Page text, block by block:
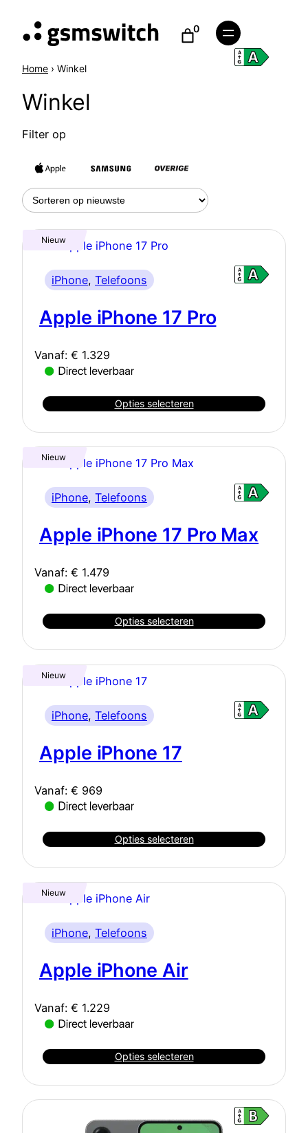
naar
inhoud
0
Home › Winkel
Winkel
Filter op
Nieuw
iPhone, Telefoons
Apple iPhone 17 Pro
Vanaf: € 1.329
Opties selecteren
Nieuw
iPhone, Telefoons
Apple iPhone 17 Pro Max
Vanaf: € 1.479
Opties selecteren
Nieuw
iPhone, Telefoons
Apple iPhone 17
Vanaf: € 969
Opties selecteren
Nieuw
iPhone, Telefoons
Apple iPhone Air
Vanaf: € 1.229
Opties selecteren